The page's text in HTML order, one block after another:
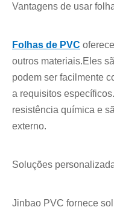
Vantagens de usar
Folhas de PVC
outros materiais.Eles
podem ser facilmente
a requisitos
resistência química e
externo.
Soluções
Jinbao PVC fornece